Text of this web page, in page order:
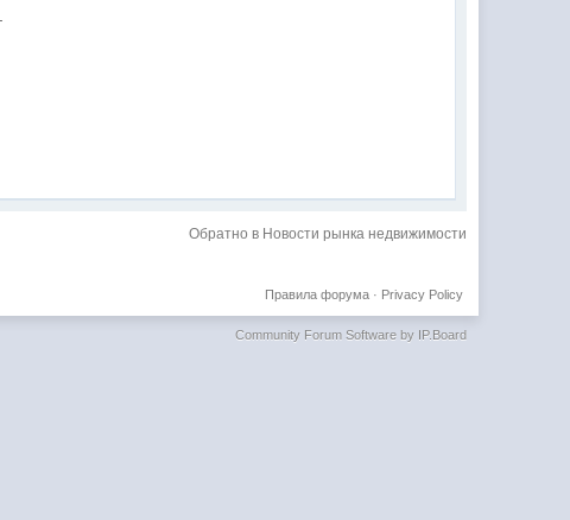
Обратно в Новости рынка недвижимости
Privacy Policy
Правила форума·
Community Forum Software by IP.Board